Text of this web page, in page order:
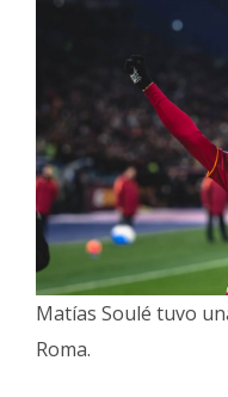
Interés
General
La
Ciudad
Deportes
Arte
y
Espectáculos
Matías Soulé tuvo
Roma.